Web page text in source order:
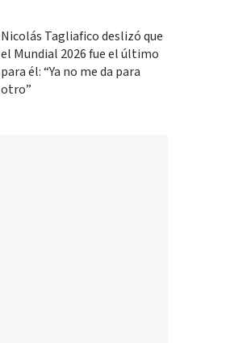
Nicolás Tagliafico deslizó que
el Mundial 2026 fue el último
para él: “Ya no me da para
otro”